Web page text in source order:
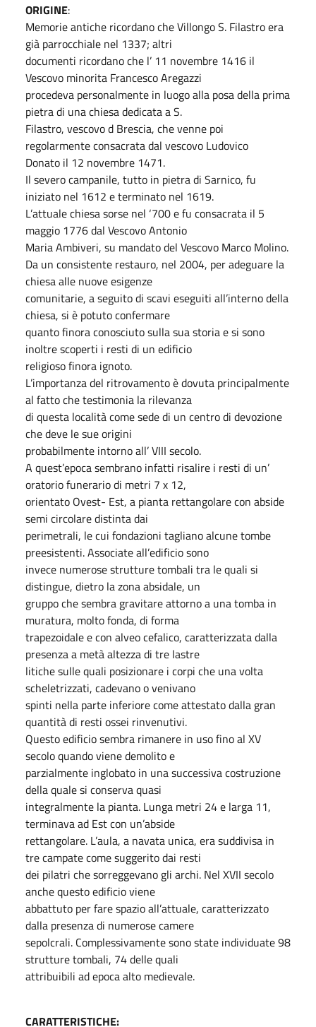
ORIGINE:
Memorie antiche ricordano che Villongo S. Filastro era
già parrocchiale nel 1337; altri
documenti ricordano che l’ 11 novembre 1416 il
Vescovo minorita Francesco Aregazzi
procedeva personalmente in luogo alla posa della prima
pietra di una chiesa dedicata a S.
Filastro, vescovo d Brescia, che venne poi
regolarmente consacrata dal vescovo Ludovico
Donato il 12 novembre 1471.
Il severo campanile, tutto in pietra di Sarnico, fu
iniziato nel 1612 e terminato nel 1619.
L’attuale chiesa sorse nel ‘700 e fu consacrata il 5
maggio 1776 dal Vescovo Antonio
Maria Ambiveri, su mandato del Vescovo Marco Molino.
Da un consistente restauro, nel 2004, per adeguare la
chiesa alle nuove esigenze
comunitarie, a seguito di scavi eseguiti all’interno della
chiesa, si è potuto confermare
quanto finora conosciuto sulla sua storia e si sono
inoltre scoperti i resti di un edificio
religioso finora ignoto.
L’importanza del ritrovamento è dovuta principalmente
al fatto che testimonia la rilevanza
di questa località come sede di un centro di devozione
che deve le sue origini
probabilmente intorno all’ VIII secolo.
A quest’epoca sembrano infatti risalire i resti di un’
oratorio funerario di metri 7 x 12,
orientato Ovest- Est, a pianta rettangolare con abside
semi circolare distinta dai
perimetrali, le cui fondazioni tagliano alcune tombe
preesistenti. Associate all’edificio sono
invece numerose strutture tombali tra le quali si
distingue, dietro la zona absidale, un
gruppo che sembra gravitare attorno a una tomba in
muratura, molto fonda, di forma
trapezoidale e con alveo cefalico, caratterizzata dalla
presenza a metà altezza di tre lastre
litiche sulle quali posizionare i corpi che una volta
scheletrizzati, cadevano o venivano
spinti nella parte inferiore come attestato dalla gran
quantità di resti ossei rinvenutivi.
Questo edificio sembra rimanere in uso fino al XV
secolo quando viene demolito e
parzialmente inglobato in una successiva costruzione
della quale si conserva quasi
integralmente la pianta. Lunga metri 24 e larga 11,
terminava ad Est con un’abside
rettangolare. L’aula, a navata unica, era suddivisa in
tre campate come suggerito dai resti
dei pilatri che sorreggevano gli archi. Nel XVII secolo
anche questo edificio viene
abbattuto per fare spazio all’attuale, caratterizzato
dalla presenza di numerose camere
sepolcrali. Complessivamente sono state individuate 98
strutture tombali, 74 delle quali
attribuibili ad epoca alto medievale.
CARATTERISTICHE: